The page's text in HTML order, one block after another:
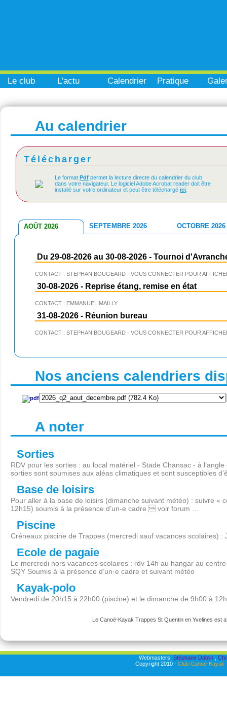
Le club L'actu Calendrier Pratique
Au calendrier
Télécharger
Le format Pdf permet la lecture directe du calendrier du club
dans votre navigateur. Le logiciel Adobe Acrobat reader doit être
installé sur votre ordinateur et peut être téléchargé ici
AOÛT 2026 SEPTEMBRE 2026 OCTOBRE 2026
Du 29-08-2026 au 30-08-2026 - Tournoi
CONTACT : STEPHAN BOUGEARD - VOUS CONNECTER POUR
30-08-2026 - Reprise étang, remise en état
CONTACT : EMMANUEL MAILLY
31-08-2026 - Réunion bureau
CONTACT : STEPHAN BOUGEARD - VOUS CONNECTER POUR
Nos anciens calendriers
A noter
Sorties
RDV pour les sorties : au local matériel - Stade Chansac - à
sorties sont soumises aux aléas climatiques et sont susceptibles
Base de loisirs
Pour aller à la base de loisirs (dimanche suivant météo) : suivre
12h15) soumis à la présence d’un-e cadre  voir forum …
Piscine
Créneaux piscine de Trappes (mercredi sauf vacances scolaires)
Ecole de pagaie
Le mercredi hors vacances scolaires : rdv 14h au hangar au
SQY Soumis à la présence d’un·e cadre et suivant météo
Kayak-polo
Vendredi de 20h15 à 22h00 (piscine) et le dimanche de 9h00 à
Le Canoë-Kayak Trappes St Quentin en Yvelines est
Webmasters: Stéphane Dablin,
Copyright 2010 - Club Canoë-Kayak